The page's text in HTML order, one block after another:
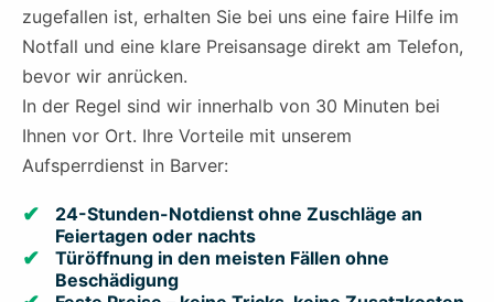
zugefallen ist, erhalten Sie bei uns eine faire Hilfe im
Notfall und eine klare Preisansage direkt am Telefon,
bevor wir anrücken.
In der Regel sind wir innerhalb von 30 Minuten bei
Ihnen vor Ort. Ihre Vorteile mit unserem
Aufsperrdienst in Barver:
24-Stunden-Notdienst ohne Zuschläge an
Feiertagen oder nachts
Türöffnung in den meisten Fällen ohne
Beschädigung